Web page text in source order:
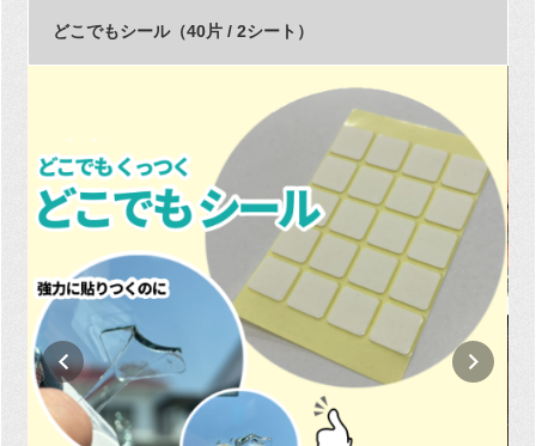
どこでもシール（40片 / 2シート）